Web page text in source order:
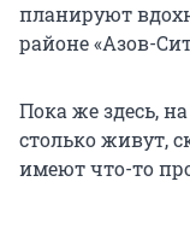
планируют
районе «Азов-
Пока же здесь,
столько живут,
имеют что-то